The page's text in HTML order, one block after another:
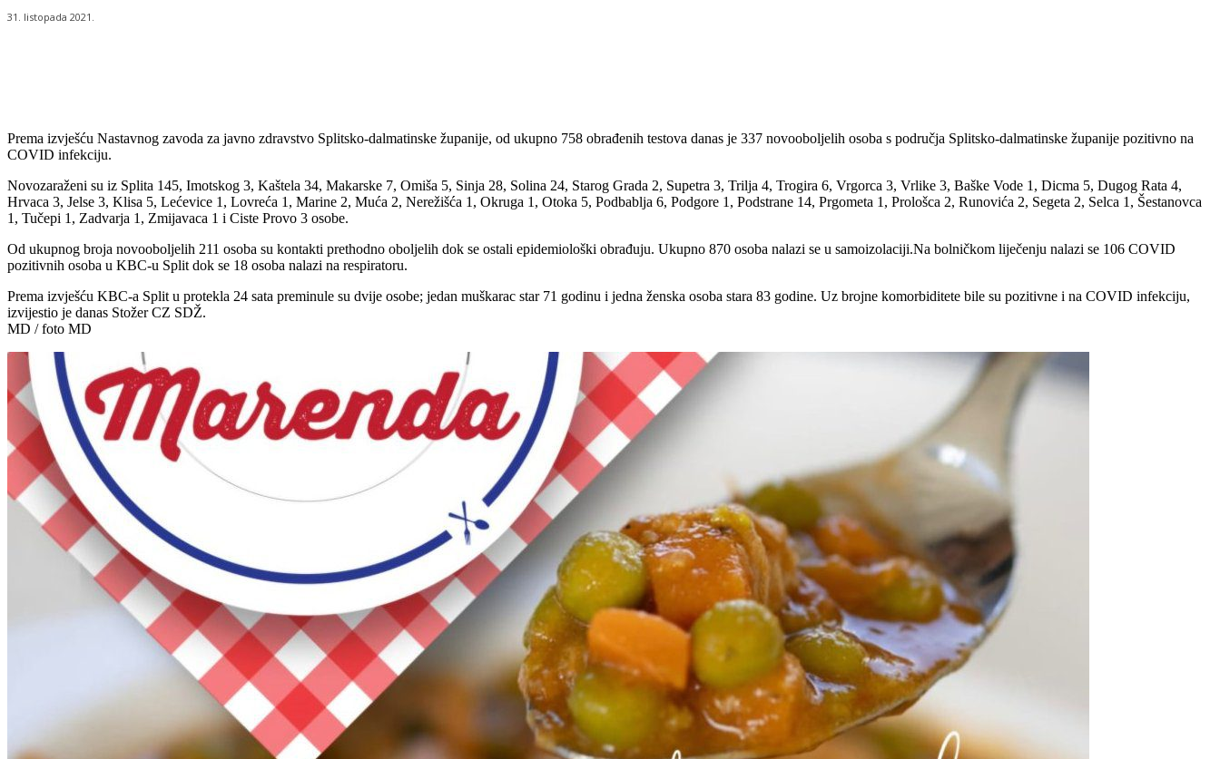
31. listopada 2021.
Prema izvješću Nastavnog zavoda za javno zdravstvo Splitsko-dalmatinske županije, od ukupno 758 obrađenih testova danas je 337 novooboljelih osoba s područja Splitsko-dalmatinske županije pozitivno na
COVID infekciju.
Novozaraženi su iz Splita 145, Imotskog 3, Kaštela 34, Makarske 7, Omiša 5, Sinja 28, Solina 24, Starog Grada 2, Supetra 3, Trilja 4, Trogira 6, Vrgorca 3, Vrlike 3, Baške Vode 1, Dicma 5, Dugog Rata 4,
Hrvaca 3, Jelse 3, Klisa 5, Lećevice 1, Lovreća 1, Marine 2, Muća 2, Nerežišća 1, Okruga 1, Otoka 5, Podbablja 6, Podgore 1, Podstrane 14, Prgometa 1, Prološca 2, Runovića 2, Segeta 2, Selca 1, Šestanovca
1, Tučepi 1, Zadvarja 1, Zmijavaca 1 i Ciste Provo 3 osobe.
Od ukupnog broja novooboljelih 211 osoba su kontakti prethodno oboljelih dok se ostali epidemiološki obrađuju. Ukupno 870 osoba nalazi se u samoizolaciji.Na bolničkom liječenju nalazi se 106 COVID
pozitivnih osoba u KBC-u Split dok se 18 osoba nalazi na respiratoru.
Prema izvješću KBC-a Split u protekla 24 sata preminule su dvije osobe; jedan muškarac star 71 godinu i jedna ženska osoba stara 83 godine. Uz brojne komorbiditete bile su pozitivne i na COVID infekciju,
izvijestio je danas Stožer CZ SDŽ.
MD / foto MD